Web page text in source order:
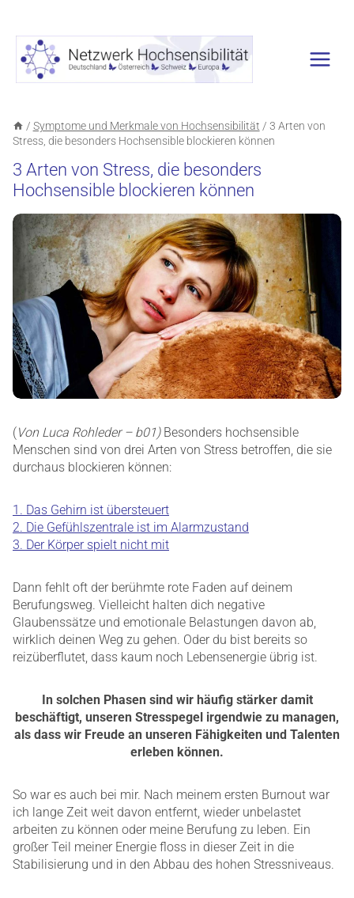
springen
/ Symptome und Merkmale von Hochsensibilität / 3 Arten von
Stress, die besonders Hochsensible blockieren können
3 Arten von Stress, die besonders
Hochsensible blockieren können
(Von Luca Rohleder – b01)Besonders hochsensible
Menschen sind von drei Arten von Stress betroffen, die sie
durchaus blockieren können:
1. Das Gehirn ist übersteuert
2. Die Gefühlszentrale ist im Alarmzustand
3. Der Körper spielt nicht mit
Dann fehlt oft der berühmte rote Faden auf deinem
Berufungsweg. Vielleicht halten dich negative
Glaubenssätze und emotionale Belastungen davon ab,
wirklich deinen Weg zu gehen. Oder du bist bereits so
reizüberflutet, dass kaum noch Lebensenergie übrig ist.
In solchen Phasen sind wir häufig stärker damit
beschäftigt, unseren Stresspegel irgendwie zu managen,
als dass wir Freude an unseren Fähigkeiten und Talenten
erleben können.
So war es auch bei mir. Nach meinem ersten Burnout war
ich lange Zeit weit davon entfernt, wieder unbelastet
arbeiten zu können oder meine Berufung zu leben. Ein
großer Teil meiner Energie floss in dieser Zeit in die
Stabilisierung und in den Abbau des hohen Stressniveaus.